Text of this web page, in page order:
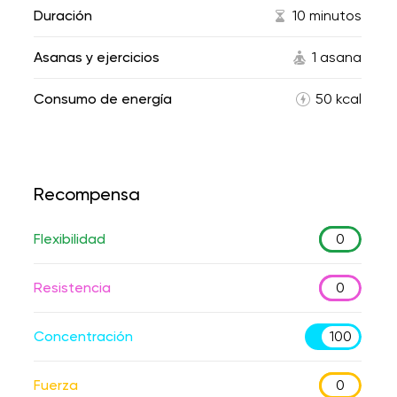
Duración 10 minutos
Asanas y ejercicios 1 asana
Consumo de energía 50 kcal
Recompensa
Flexibilidad 0
Resistencia 0
Concentración 100
Fuerza 0